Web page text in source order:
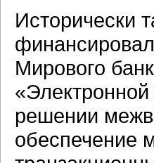
Исторически
Мирового
решении
обеспечение